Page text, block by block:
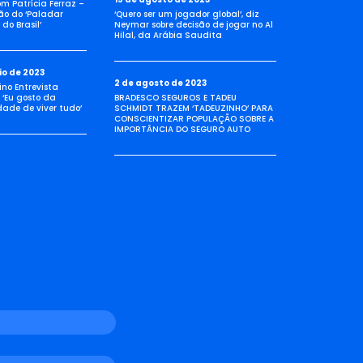
Patrícia Ferraz –
do ‘Paladar
Brasil’
de 2023
Entrevista
gosto da
de viver tudo’
‘Quero ser um jogador global’, diz
Neymar sobre decisão de jogar no Al
Hilal, da Arábia Saudita
2 de agosto de 2023
BRADESCO SEGUROS E TADEU
SCHMIDT TRAZEM ‘TADEUZINHO’ PARA
CONSCIENTIZAR POPULAÇÃO SOBRE A
IMPORTÂNCIA DO SEGURO AUTO